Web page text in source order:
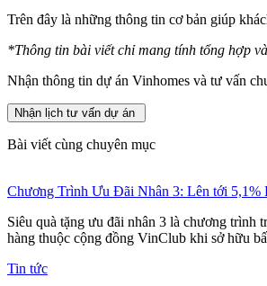
Trên đây là những thông tin cơ bản giúp
*Thông tin bài viết chỉ mang tính tổng hợp
Nhận thông tin dự án Vinhomes và tư vấn
Nhận lịch tư vấn dự án
Bài viết cùng chuyên mục
Chương Trình Ưu Đãi Nhân 3: Lên tới 5,1%
Siêu quà tặng ưu đãi nhân 3 là chương trình
hàng thuộc cộng đồng VinClub khi sở hữu
Tin tức